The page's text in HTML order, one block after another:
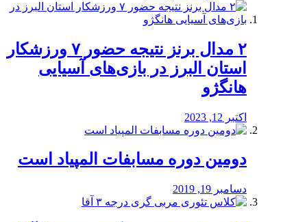
۲ مدال برنز نتیجه حضور ۷ ورزشکار
استان البرز در بازی‌های آسیایی
هانگژو
اکتبر 12, 2023
دومین دوره مسابفات المپیاد است
دسامبر 19, 2019